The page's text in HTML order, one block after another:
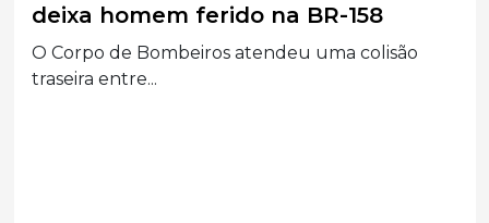
deixa homem ferido na BR-158
O Corpo de Bombeiros atendeu uma colisão
traseira entre...